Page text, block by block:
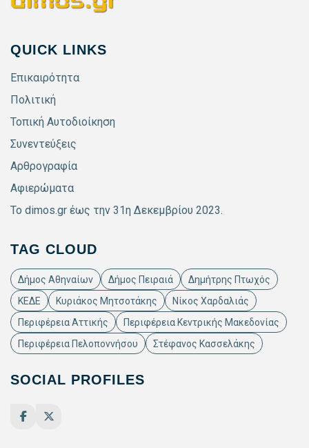
QUICK LINKS
Επικαιρότητα
Πολιτική
Τοπική Αυτοδιοίκηση
Συνεντεύξεις
Αρθρογραφία
Αφιερώματα
Το dimos.gr έως την 31η Δεκεμβρίου 2023.
TAG CLOUD
Δήμος Αθηναίων Δήμος Πειραιά
Δημήτρης Πτωχός
ΚΕΔΕ
Κυριάκος Μητσοτάκης
Νίκος Χαρδαλιάς
Περιφέρεια Αττικής
Περιφέρεια Κεντρικής Μακεδονίας
Περιφέρεια Πελοποννήσου
Στέφανος Κασσελάκης
SOCIAL PROFILES